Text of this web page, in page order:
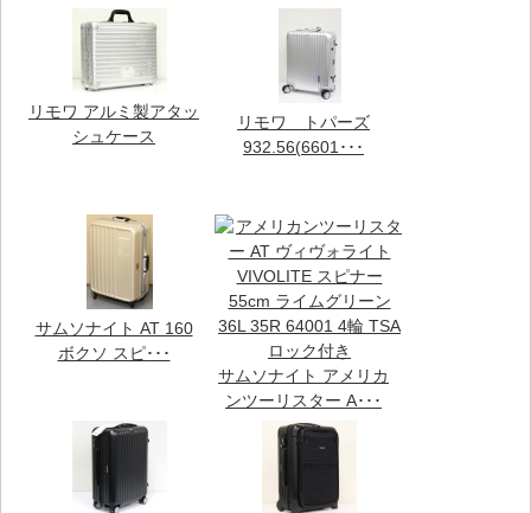
リモワ アルミ製アタッ
シュケース
リモワ トパーズ
932.56(6601･･･
サムソナイト AT 160
ボクソ スピ･･･
サムソナイト アメリカ
ンツーリスター A･･･